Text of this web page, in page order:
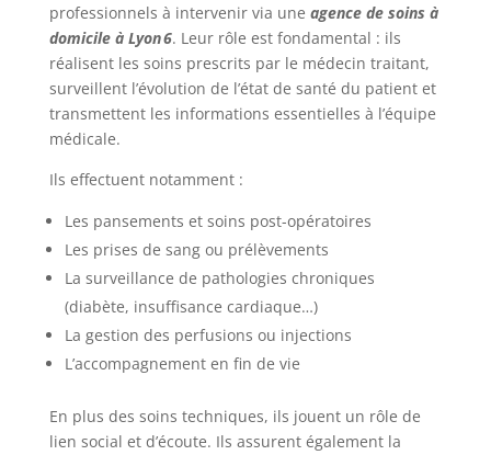
professionnels à intervenir via une agence de soins à
domicile à Lyon 6. Leur rôle est fondamental : ils
réalisent les soins prescrits par le médecin traitant,
surveillent l’évolution de l’état de santé du patient et
transmettent les informations essentielles à l’équipe
médicale.
Ils effectuent notamment :
Les pansements et soins post-opératoires
Les prises de sang ou prélèvements
La surveillance de pathologies chroniques
(diabète, insuffisance cardiaque…)
La gestion des perfusions ou injections
L’accompagnement en fin de vie
En plus des soins techniques, ils jouent un rôle de
lien social et d’écoute. Ils assurent également la